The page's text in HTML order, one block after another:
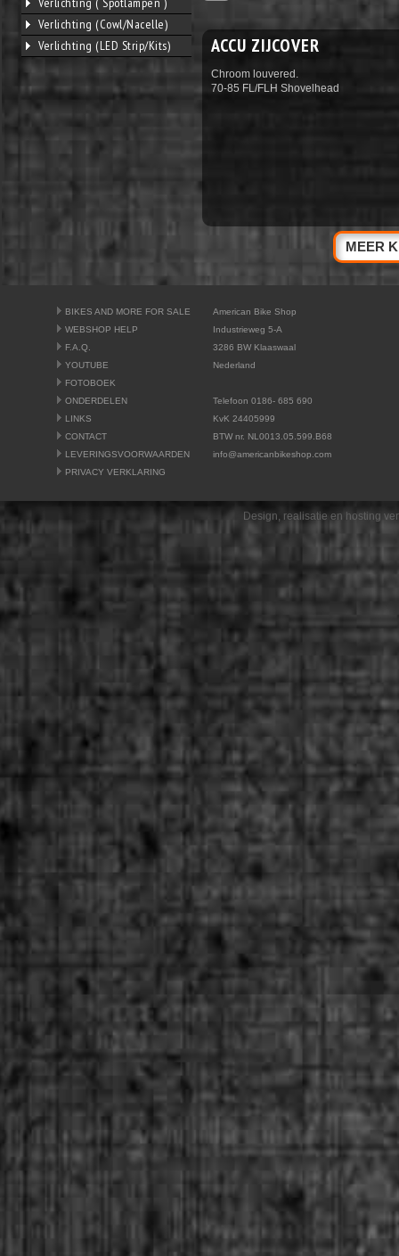
Verlichting (Cowl/Nacelle)
Verlichting (LED Strip/Kits)
ACCU ZIJCOVER
Chroom louvered.
70-85 FL/FLH Shovelhead
MEER
BIKES AND MORE FOR SALE
WEBSHOP HELP
F.A.Q.
YOUTUBE
FOTOBOEK
ONDERDELEN
LINKS
CONTACT
LEVERINGSVOORWAARDEN
PRIVACY VERKLARING
American Bike Shop
Industrieweg 5-A
3286 BW Klaaswaal
Nederland
Telefoon 0186- 685 690
KvK 24405999
BTW nr. NL0013.05.599.B68
info@americanbikeshop.com
Design, realisatie en hosting